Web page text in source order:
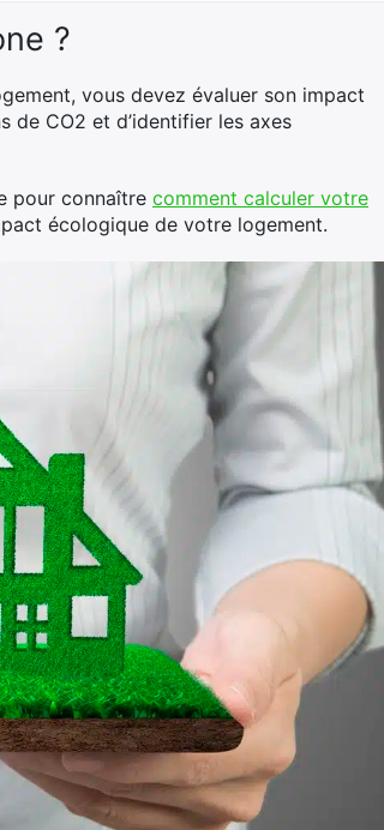
?
vous devez évaluer son impact
de CO2 et d’identifier les axes
pour connaître comment calculer votre
écologique de votre logement.